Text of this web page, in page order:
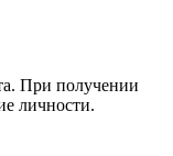
При получении
личности.